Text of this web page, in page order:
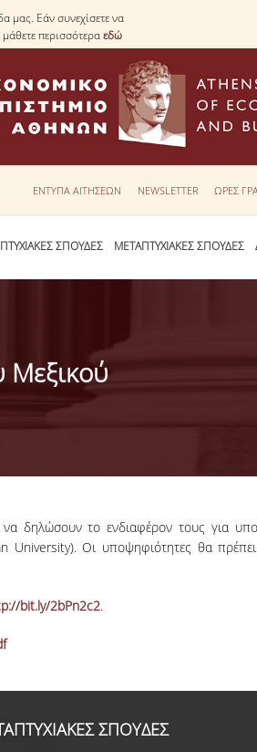
μας. Εάν συνεχίσετε να
περισσότεραεδώ
ΕΝΤΥΠΑ ΑΙΤΗΣΕΩΝ NEWSLETTER ΩΡΕΣ
ΣΠΟΥΔΕΣ ΜΕΤΑΠΤΥΧΙΑΚΕΣ ΣΠΟΥΔΕΣ
Μεξικού
να δηλώσουν το ενδιαφέρον τους για
University). Οι υποψηφιότητες θα
bit.ly/2bPn2c2.
ΣΠΟΥΔΕΣ